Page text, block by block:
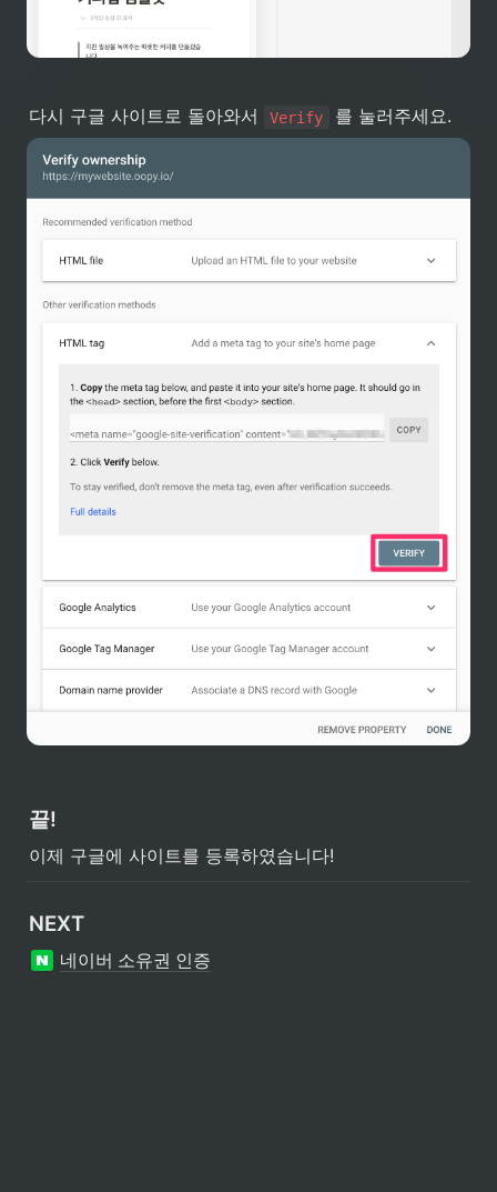
다시 구글 사이트로 돌아와서 Verify 를 눌러주세요.
끝!
이제 구글에 사이트를 등록하였습니다!
NEXT
네이버 소유권 인증